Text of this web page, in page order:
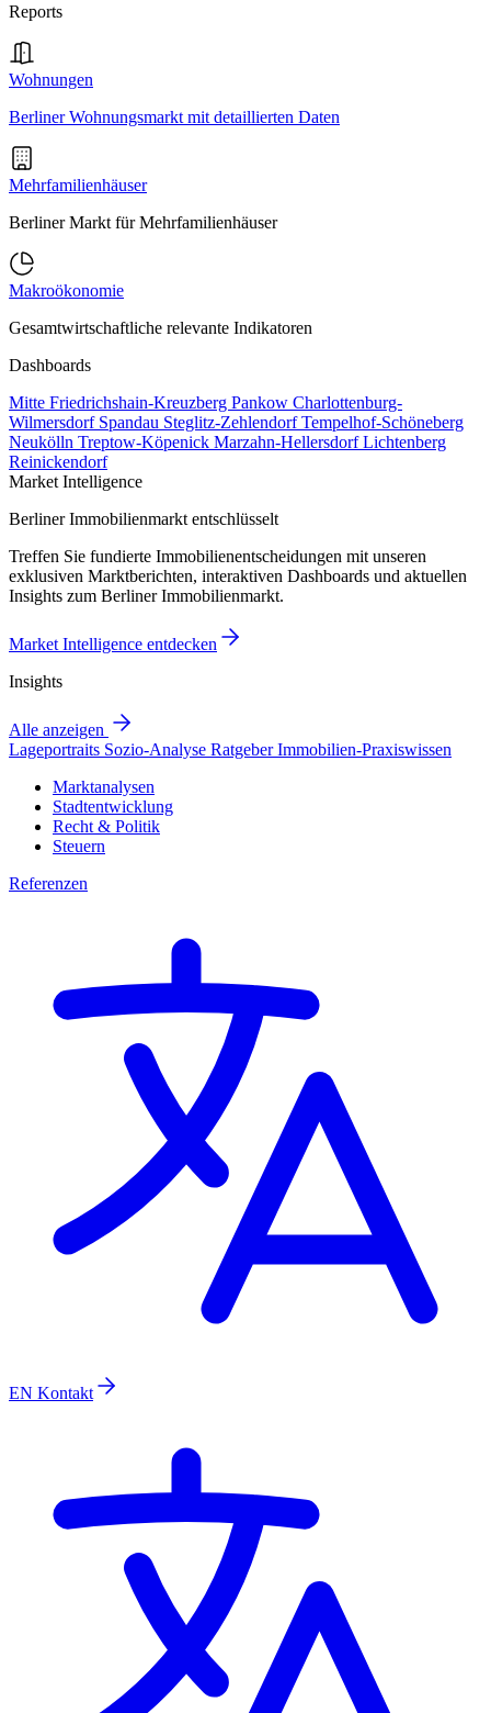
Reports
Wohnungen
Berliner Wohnungsmarkt mit detaillierten Daten
Mehrfamilienhäuser
Berliner Markt für Mehrfamilienhäuser
Makroökonomie
Gesamtwirtschaftliche relevante Indikatoren
Dashboards
Mitte Friedrichshain-Kreuzberg Pankow Charlottenburg-
Wilmersdorf Spandau Steglitz-ZehlendorfTempelhof-Schöneberg
Neukölln Treptow-Köpenick Marzahn-HellersdorfLichtenberg
Reinickendorf
Market Intelligence
Berliner Immobilienmarkt entschlüsselt
Treffen Sie fundierte Immobilienentscheidungen mit unseren
exklusiven Marktberichten, interaktiven Dashboards und aktuellen
Insights zum Berliner Immobilienmarkt.
Market Intelligence entdecken
Insights
Alle anzeigen
Lageportraits Sozio-Analyse RatgeberImmobilien-Praxiswissen
Marktanalysen
Stadtentwicklung
Recht & Politik
Steuern
Referenzen
EN Kontakt